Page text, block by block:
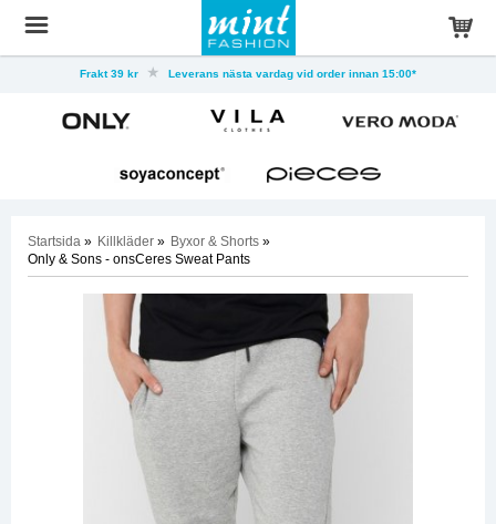
Frakt 39 kr Leverans nästa vardag vid order innan 15:00*
Startsida » Killkläder » Byxor & Shorts »
Only & Sons - onsCeres Sweat Pants